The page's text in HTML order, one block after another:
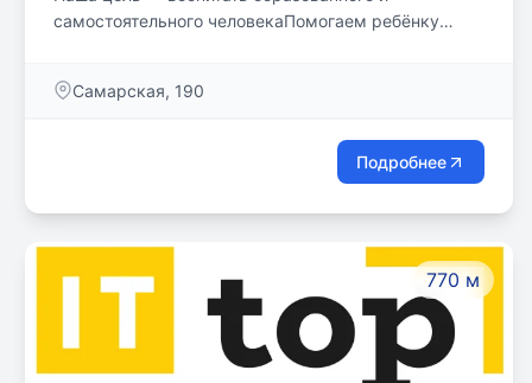
самостоятельного человекаПомогаем ребёнку
Самарская, 190
Подробнее
770 м